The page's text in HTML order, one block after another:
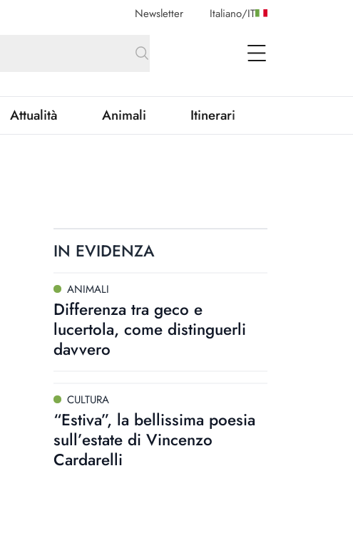
Newsletter Italiano/IT
open Menu
Attualità Animali Itinerari
IN EVIDENZA
ANIMALI
Differenza tra geco e
lucertola, come distinguerli
davvero
CULTURA
“Estiva”, la bellissima poesia
sull’estate di Vincenzo
Cardarelli